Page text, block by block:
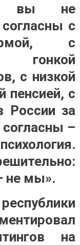
вы не
с
с
с низкой
пенсией, с
России за
–
не мы».
на